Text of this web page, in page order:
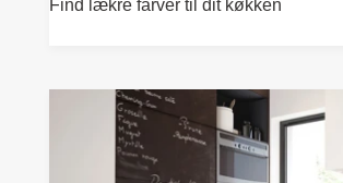
Find lækre farver til dit køkken